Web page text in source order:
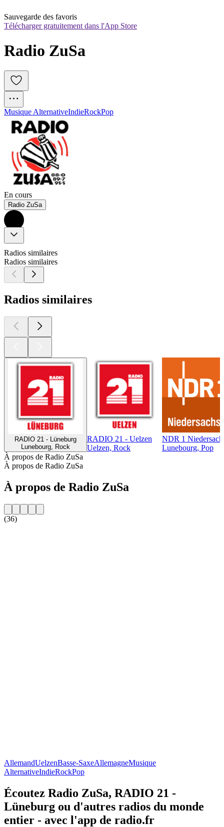
Sauvegarde des favoris
Télécharger gratuitement dans l'App Store
Radio ZuSa
Musique AlternativeIndieRockPop
En cours
Radio ZuSa
Radios similaires
Radios similaires
Radios similaires
RADIO 21 - Lüneburg
Lunebourg, Rock
RADIO 21 - Uelzen
Uelzen, Rock
NDR 1
Lunebourg, Pop
À propos de Radio ZuSa
À propos de Radio ZuSa
À propos de Radio ZuSa
(36)
AllemandUelzenBasse-SaxeAllemagneMusique
AlternativeIndieRockPop
Écoutez Radio ZuSa, RADIO 21 -
Lüneburg ou d'autres radios du monde
entier - avec l'app de radio.fr